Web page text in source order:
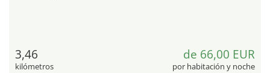
3,46
kilómetros
de 66,00 EUR
por habitación y noche